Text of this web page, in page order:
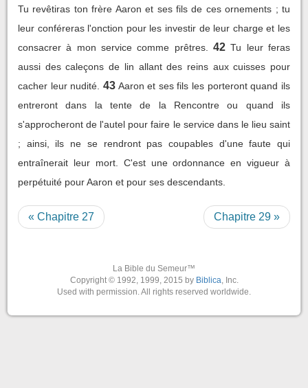
Tu revêtiras ton frère Aaron et ses fils de ces ornements ; tu
leur conféreras l'onction pour les investir de leur charge et les
consacrer à mon service comme prêtres.
42 Tu leur feras
aussi des caleçons de lin allant des reins aux cuisses pour
cacher leur nudité. 43 Aaron et ses fils les porteront quand ils
entreront dans la tente de la Rencontre ou quand ils
s'approcheront de l'autel pour faire le service dans le lieu saint
; ainsi, ils ne se rendront pas coupables d'une faute qui
entraînerait leur mort. C'est une ordonnance en vigueur à
perpétuité pour Aaron et pour ses descendants.
« Chapitre 27 Chapitre 29 »
La Bible du Semeur™
Copyright © 1992, 1999, 2015 by Biblica, Inc.
Used with permission. All rights reserved worldwide.